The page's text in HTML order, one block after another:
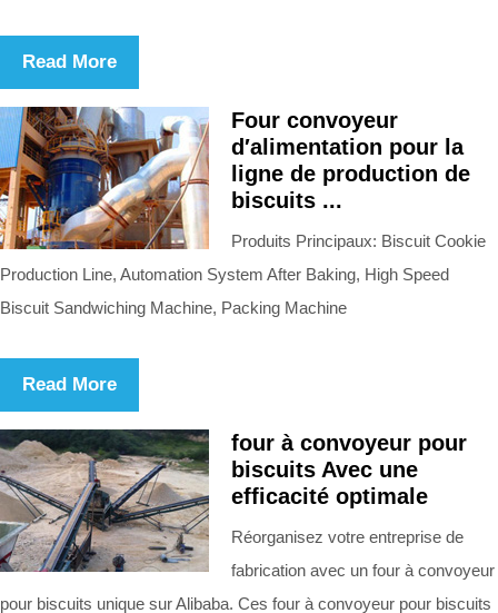
Read More
Four convoyeur
d′alimentation pour la
ligne de production de
biscuits ...
Produits Principaux: Biscuit Cookie
Production Line, Automation System After Baking, High Speed
Biscuit Sandwiching Machine, Packing Machine
Read More
four à convoyeur pour
biscuits Avec une
efficacité optimale
Réorganisez votre entreprise de
fabrication avec un four à convoyeur
pour biscuits unique sur Alibaba. Ces four à convoyeur pour biscuits